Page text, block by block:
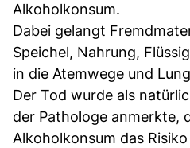
Alkoholkonsum.
Dabei gelangt
Speichel, Nahrung,
in die Atemwege und
Der Tod wurde als
der Pathologe anmerkte,
Alkoholkonsum das